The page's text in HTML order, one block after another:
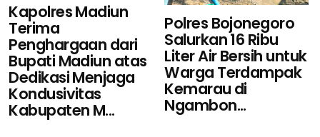
Kapolres Madiun
Terima
Penghargaan dari
Bupati Madiun atas
Dedikasi Menjaga
Kondusivitas
Kabupaten M...
Polres Bojonegoro
Salurkan 16 Ribu
Liter Air Bersih untuk
Warga Terdampak
Kemarau di
Ngambon...